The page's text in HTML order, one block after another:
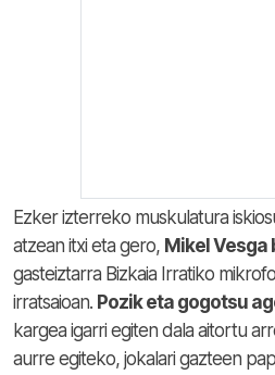
Ezker izterreko muskulatura
atzean itxi eta gero, Mikel Vesga
gasteiztarra Bizkaia Irratiko
irratsaioan. Pozik eta gogotsu
kargea igarri egiten dala aitortu
aurre egiteko, jokalari gazteen